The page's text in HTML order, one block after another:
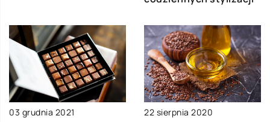
03 grudnia 2021 22 sierpnia 2020